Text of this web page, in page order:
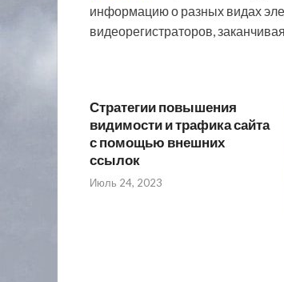
информацию о разных видах
видеорегистраторов,
Стратегии повышения
видимости и трафика сайта
с помощью внешних
ссылок
Июль 24, 2023